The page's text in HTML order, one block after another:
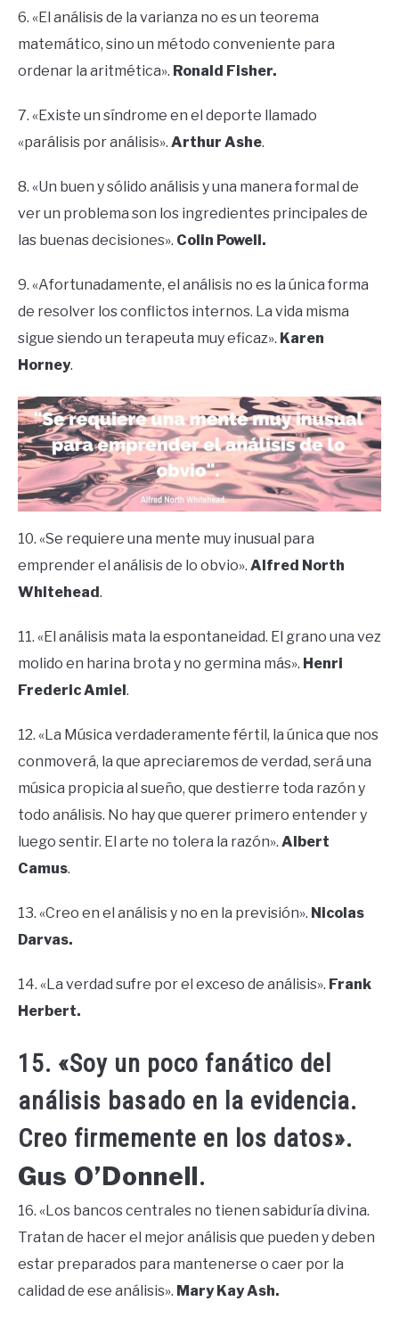
6. «El análisis de la varianza no es un teorema
matemático, sino un método conveniente para
ordenar la aritmética». Ronald Fisher.
7. «Existe un síndrome en el deporte llamado
«parálisis por análisis». Arthur Ashe.
8. «Un buen y sólido análisis y una manera formal de
ver un problema son los ingredientes principales de
las buenas decisiones». Colin Powell.
9. «Afortunadamente, el análisis no es la única forma
de resolver los conflictos internos. La vida misma
sigue siendo un terapeuta muy eficaz». Karen
Horney.
10. «Se requiere una mente muy inusual para
emprender el análisis de lo obvio». Alfred North
Whitehead .
11. «El análisis mata la espontaneidad. El grano una vez
molido en harina brota y no germina más». Henri
Frederic Amiel .
12. «La Música verdaderamente fértil, la única que nos
conmoverá, la que apreciaremos de verdad, será una
música propicia al sueño, que destierre toda razón y
todo análisis. No hay que querer primero entender y
luego sentir. El arte no tolera la razón». Albert
Camus.
13. «Creo en el análisis y no en la previsión». Nicolas
Darvas.
14. «La verdad sufre por el exceso de análisis». Frank
Herbert.
15. «Soy un poco fanático del
análisis basado en la evidencia.
Creo firmemente en los datos».
Gus O’Donnell.
16. «Los bancos centrales no tienen sabiduría divina.
Tratan de hacer el mejor análisis que pueden y deben
estar preparados para mantenerse o caer por la
calidad de ese análisis». Mary Kay Ash.